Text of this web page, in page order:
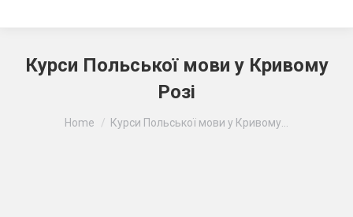
Курси Польської мови у Кривому
Розі
Ви тут:
Home Курси Польської мови у Кривому…